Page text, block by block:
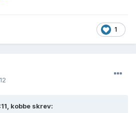
1
kobbe skrev: